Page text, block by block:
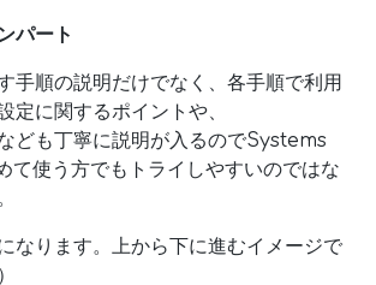
パート
手順の説明だけでなく、各手順で利用
定に関するポイントや、
ども丁寧に説明が入るのでSystems
使う方でもトライしやすいのではな
なります。上から下に進むイメージで